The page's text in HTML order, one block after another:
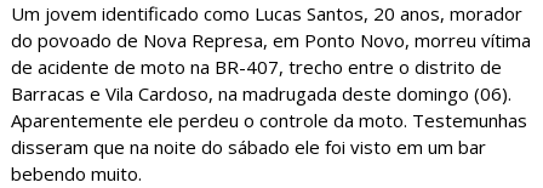
Um jovem identificado como Lucas Santos, 20 anos, morador
do povoado de Nova Represa, em Ponto Novo, morreu vítima
de acidente de moto na BR-407, trecho entre o distrito de
Barracas e Vila Cardoso, na madrugada deste domingo (06).
Aparentemente ele perdeu o controle da moto. Testemunhas
disseram que na noite do sábado ele foi visto em um bar
bebendo muito.